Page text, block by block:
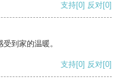
支持[0] 反对[0]
到家的温暖。
支持[0] 反对[0]